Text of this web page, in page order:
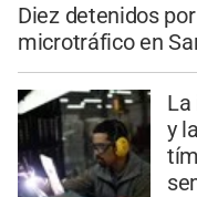
Diez detenidos
microtráfico en
y